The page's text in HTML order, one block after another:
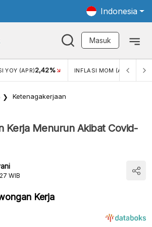
Indonesia
Masuk
YOY (APR)2,42% INFLASI MOM (APR) 0,13%
Ketenagakerjaan
Kerja Menurun Akibat Covid-
WIB
Kerja